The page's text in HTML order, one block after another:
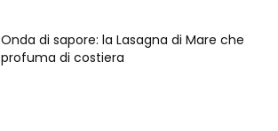
Onda di sapore: la Lasagna di Mare che
profuma di costiera